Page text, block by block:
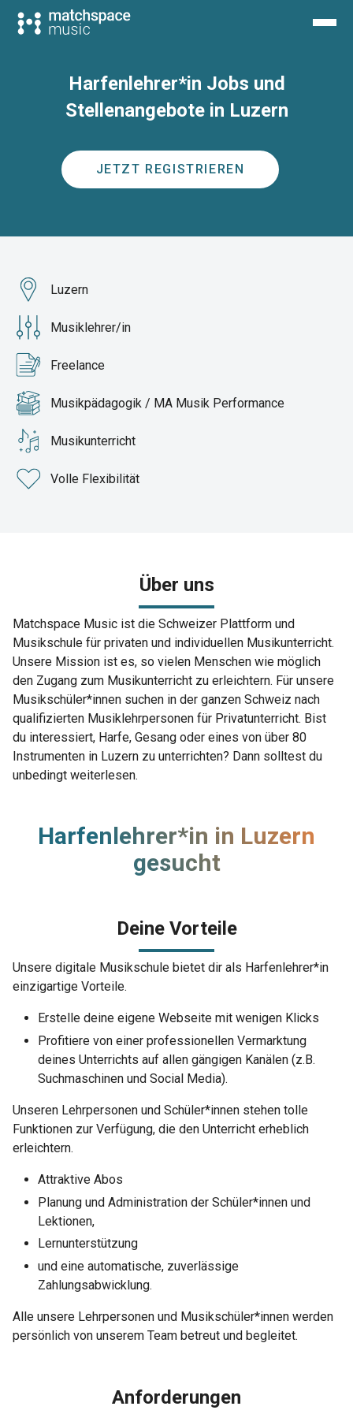
Harfenlehrer*in Jobs und
Stellenangebote in Luzern
JETZT REGISTRIEREN
Luzern
Musiklehrer/in
Freelance
Musikpädagogik / MA Musik Performance
Musikunterricht
Volle Flexibilität
Über uns
Matchspace Music ist die Schweizer Plattform und
Musikschule für privaten und individuellen Musikunterricht.
Unsere Mission ist es, so vielen Menschen wie möglich
den Zugang zum Musikunterricht zu erleichtern. Für unsere
Musikschüler*innen suchen in der ganzen Schweiz nach
qualifizierten Musiklehrpersonen für Privatunterricht. Bist
du interessiert, Harfe, Gesang oder eines von über 80
Instrumenten in Luzern zu unterrichten? Dann solltest du
unbedingt weiterlesen.
Harfenlehrer*in in Luzern
gesucht
Deine Vorteile
Unsere digitale Musikschule bietet dir als Harfenlehrer*in
einzigartige Vorteile.
Erstelle deine eigene Webseite mit wenigen Klicks
Profitiere von einer professionellen Vermarktung
deines Unterrichts auf allen gängigen Kanälen (z.B.
Suchmaschinen und Social Media).
Unseren Lehrpersonen und Schüler*innen stehen tolle
Funktionen zur Verfügung, die den Unterricht erheblich
erleichtern.
Attraktive Abos
Planung und Administration der Schüler*innen und
Lektionen,
Lernunterstützung
und eine automatische, zuverlässige
Zahlungsabwicklung.
Alle unsere Lehrpersonen und Musikschüler*innen werden
persönlich von unserem Team betreut und begleitet.
Anforderungen